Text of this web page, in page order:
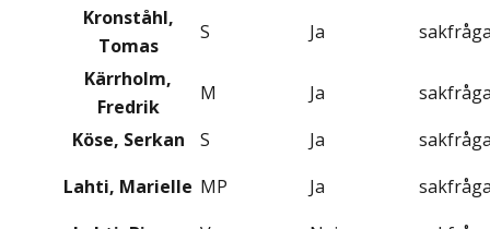
Kronståhl,
Tomas
S Ja
Kärrholm,
Fredrik
M Ja
Köse, Serkan
S Ja
Lahti, Marielle MP Ja